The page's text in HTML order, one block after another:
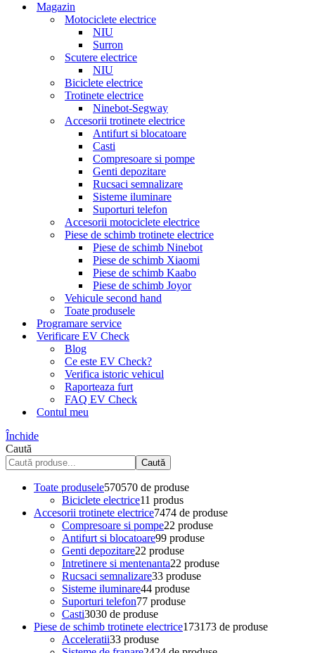
Magazin
Motociclete electrice
NIU
Surron
Scutere electrice
NIU
Biciclete electrice
Trotinete electrice
Ninebot-Segway
Accesorii trotinete electrice
Antifurt si blocatoare
Casti
Compresoare si pompe
Genti depozitare
Rucsaci semnalizare
Sisteme iluminare
Suporturi telefon
Accesorii motociclete electrice
Piese de schimb trotinete electrice
Piese de schimb Ninebot
Piese de schimb Xiaomi
Piese de schimb Kaabo
Piese de schimb Joyor
Vehicule second hand
Toate produsele
Programare service
Verificare EV Check
Blog
Ce este EV Check?
Verifica istoric vehicul
Raporteaza furt
FAQ EV Check
Contul meu
Închide
Caută
Caută
Toate produsele570570 de produse
Biciclete electrice11 produs
Accesorii trotinete electrice7474 de produse
Compresoare si pompe22 produse
Antifurt si blocatoare99 produse
Genti depozitare22 produse
Intretinere si mentenanta22 produse
Rucsaci semnalizare33 produse
Sisteme iluminare44 produse
Suporturi telefon77 produse
Casti3030 de produse
Piese de schimb trotinete electrice173173 de produse
Acceleratii33 produse